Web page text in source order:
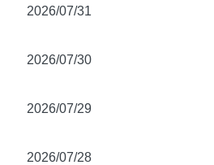
2026/07/31
2026/07/30
2026/07/29
2026/07/28